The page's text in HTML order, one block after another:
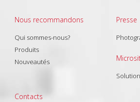
Nous recommandons
Qui sommes-nous?
Produits
Nouveautés
Presse
Contacts